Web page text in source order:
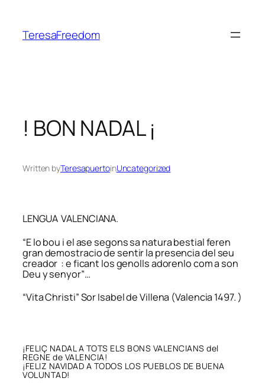
content
TeresaFreedom
! BON NADAL ¡
Written byTeresapuertoinUncategorized
LENGUA VALENCIANA.
“E lo bou i el ase segons sa natura bestial feren
gran demostracio de sentir la presencia del seu
creador : e ficant los genolls adorenlo com a son
Deu y senyor”…
“Vita Christi” Sor Isabel de Villena (Valencia 1497. )
¡FELIÇ NADAL A TOTS ELS BONS VALENCIANS del
REGNE de VALENCIA!
¡FELIZ NAVIDAD A TODOS LOS PUEBLOS DE BUENA
VOLUNTAD!